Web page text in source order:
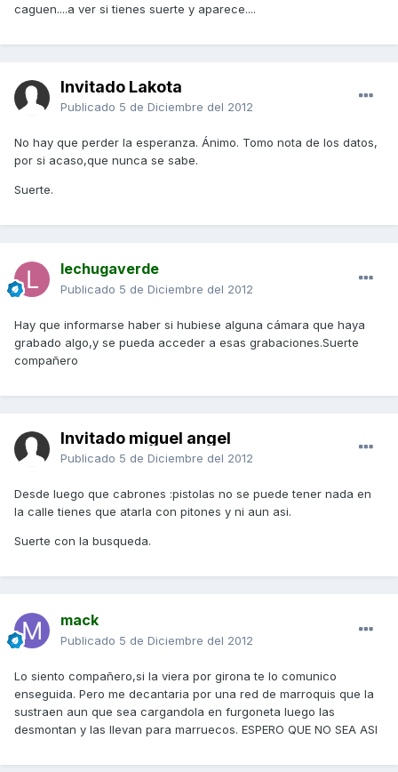
caguen....a ver si tienes suerte y aparece....
Invitado Lakota
Publicado 5 de Diciembre del 2012
No hay que perder la esperanza. Ánimo. Tomo nota de los datos,
por si acaso,que nunca se sabe.
Suerte.
lechugaverde
Publicado 5 de Diciembre del 2012
Hay que informarse haber si hubiese alguna cámara que haya
grabado algo,y se pueda acceder a esas grabaciones.Suerte
compañero
Invitado miguel angel
Publicado 5 de Diciembre del 2012
Desde luego que cabrones :pistolas no se puede tener nada en
la calle tienes que atarla con pitones y ni aun asi.
Suerte con la busqueda.
mack
Publicado 5 de Diciembre del 2012
Lo siento compañero,si la viera por girona te lo comunico
enseguida. Pero me decantaria por una red de marroquis que la
sustraen aun que sea cargandola en furgoneta luego las
desmontan y las llevan para marruecos. ESPERO QUE NO SEA ASI